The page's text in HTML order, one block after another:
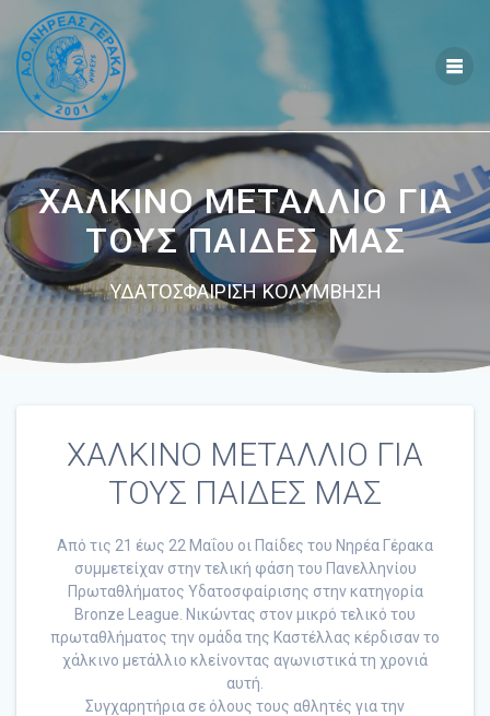
to
ΧΑΛΚΙΝΟ ΜΕΤΑΛΛΙΟ ΓΙΑ
ΤΟΥΣ ΠΑΙΔΕΣ ΜΑΣ
ΥΔΑΤΟΣΦΑΙΡΙΣΗ ΚΟΛΥΜΒΗΣΗ
ΧΑΛΚΙΝΟ ΜΕΤΑΛΛΙΟ ΓΙΑ
ΤΟΥΣ ΠΑΙΔΕΣ ΜΑΣ
Από τις 21 έως 22 Μαΐου οι Παίδες του Νηρέα Γέρακα
συμμετείχαν στην τελική φάση του Πανελληνίου
Πρωταθλήματος Υδατοσφαίρισης στην κατηγορία
Bronze League. Νικώντας στον μικρό τελικό του
πρωταθλήματος την ομάδα της Καστέλλας κέρδισαν το
χάλκινο μετάλλιο κλείνοντας αγωνιστικά τη χρονιά
αυτή.
Συγχαρητήρια σε όλους τους αθλητές για την